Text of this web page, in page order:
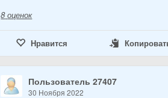
8 оценок
Нравится
Пользователь 27407
30 Ноября 2022